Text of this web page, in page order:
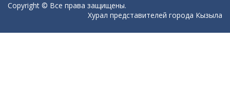
Copyright © Все права защищены.
Хурал представителей города Кызыла